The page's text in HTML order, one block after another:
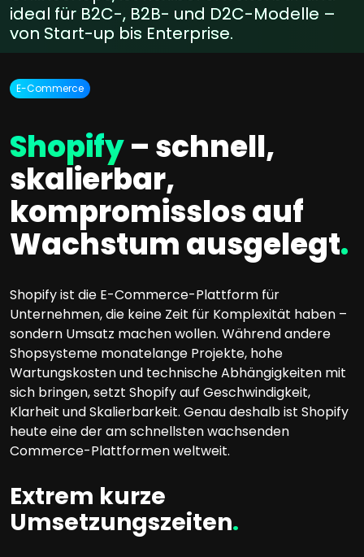
ideal für B2C-, B2B- und D2C-Modelle –
von Start-up bis Enterprise.
E-Commerce
Shopify– schnell,
skalierbar,
kompromisslos auf
Wachstum ausgelegt.
Shopify ist die E-Commerce-Plattform für
Unternehmen, die keine Zeit für Komplexität haben –
sondern Umsatz machen wollen. Während andere
Shopsysteme monatelange Projekte, hohe
Wartungskosten und technische Abhängigkeiten mit
sich bringen, setzt Shopify auf Geschwindigkeit,
Klarheit und Skalierbarkeit. Genau deshalb ist Shopify
heute eine der am schnellsten wachsenden
Commerce-Plattformen weltweit.
Extrem kurze
Umsetzungszeiten.